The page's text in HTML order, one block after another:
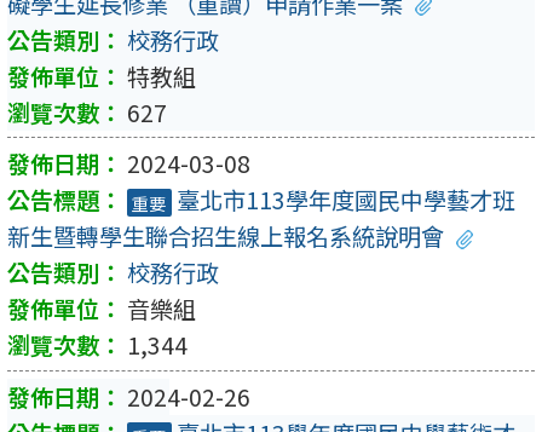
校務行政
特教組
627
2024-03-08
重要 臺北市113學年度國民中學藝才班
新生暨轉學生聯合招生線上報名系統說明會
校務行政
音樂組
1,344
2024-02-26